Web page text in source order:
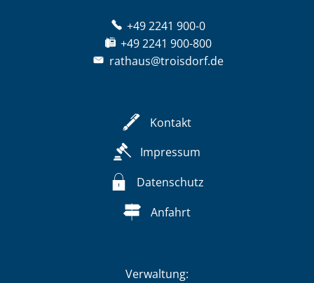
+49 2241 900-0
+49 2241 900-800
rathaus@troisdorf.de
Kontakt
Impressum
Datenschutz
Anfahrt
Verwaltung: